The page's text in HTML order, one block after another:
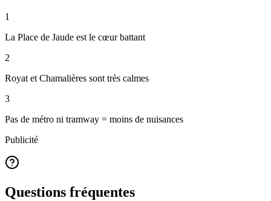
1
La Place de Jaude est le cœur battant
2
Royat et Chamalières sont très calmes
3
Pas de métro ni tramway = moins de nuisances
Publicité
Questions fréquentes